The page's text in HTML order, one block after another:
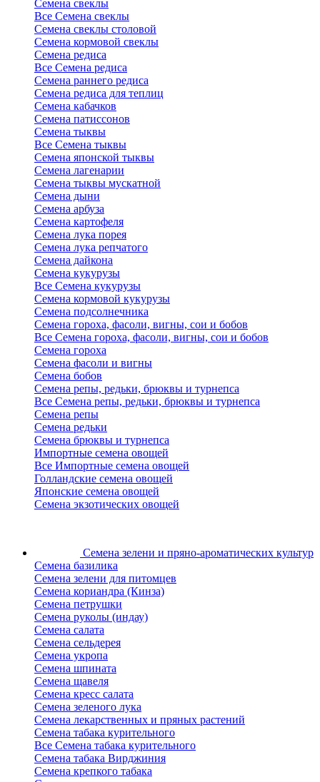
Семена свеклы
Все Семена свеклы
Семена свеклы столовой
Семена кормовой свеклы
Семена редиса
Все Семена редиса
Семена раннего редиса
Семена редиса для теплиц
Семена кабачков
Семена патиссонов
Семена тыквы
Все Семена тыквы
Семена японской тыквы
Семена лагенарии
Семена тыквы мускатной
Семена дыни
Семена арбуза
Семена картофеля
Семена лука порея
Семена лука репчатого
Семена дайкона
Семена кукурузы
Все Семена кукурузы
Семена кормовой кукурузы
Семена подсолнечника
Семена гороха, фасоли, вигны, сои и бобов
Все Семена гороха, фасоли, вигны, сои и бобов
Семена гороха
Семена фасоли и вигны
Семена бобов
Семена репы, редьки, брюквы и турнепса
Все Семена репы, редьки, брюквы и турнепса
Семена репы
Семена редьки
Семена брюквы и турнепса
Импортные семена овощей
Все Импортные семена овощей
Голландские семена овощей
Японские семена овощей
Семена экзотических овощей
Семена зелени и пряно-ароматических культур
Семена базилика
Семена зелени для питомцев
Семена кориандра (Кинза)
Семена петрушки
Семена руколы (индау)
Семена салата
Семена сельдерея
Семена укропа
Семена шпината
Семена щавеля
Семена кресс салата
Семена зеленого лука
Семена лекарственных и пряных растений
Семена табака курительного
Все Семена табака курительного
Семена табака Вирджиния
Семена крепкого табака